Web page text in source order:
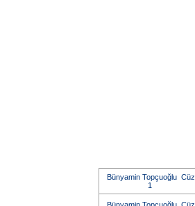
Bünyamin Topçuoğlu Cüz
1